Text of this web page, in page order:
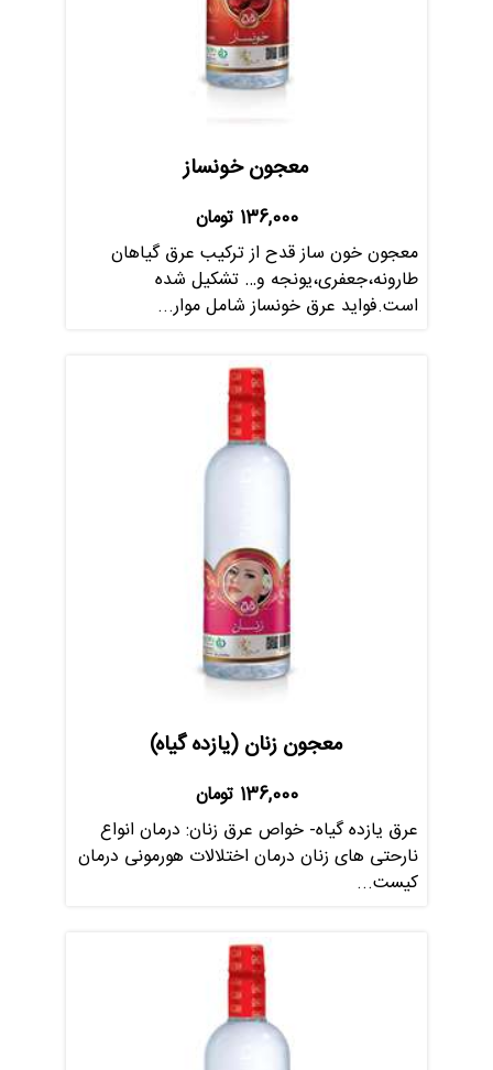
معجون خونساز
136,000 تومان
معجون خون ساز قدح از ترکیب عرق گیاهان
طارونه،جعفری،یونجه و… تشکیل شده
است.فواید عرق خونساز شامل موار...
معجون زنان (یازده گیاه)
136,000 تومان
عرق یازده گیاه- خواص عرق زنان: درمان انواع
نارحتی های زنان درمان اختلالات هورمونی درمان
کیست...